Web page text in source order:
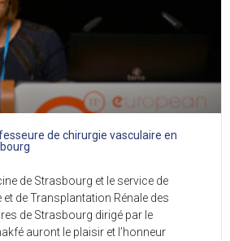
de chirurgie vasculaire en
de Strasbourg et le service de
de Transplantation Rénale des
de Strasbourg dirigé par le
auront le plaisir et l’honneur